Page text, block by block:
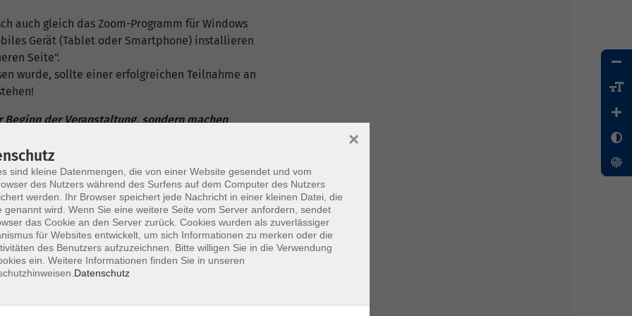
auch gleich das Zoom-Programm für Windows
Gerät (Tablet oder Smartphone) installieren
Seite".
wurde, sollte einer erfolgreichen Teilnahme an
der Veranstaltung, sondern machen
ausreichend Zeit, die Problemlösung
Veranstaltung freuen...
für die Nutzung von Zoom - bzw. finden
Ihnen während unserer Service-Zeiten gerne
gilt für diese Veranstaltung -
Entgelt sind leider nicht möglich!
sind kleine Datenmengen, die von einer Website gesendet und vom
des Nutzers während des Surfens auf dem Computer des Nutzers
werden. Ihr Browser speichert jede Nachricht in einer kleinen Datei, die
genannt wird. Wenn Sie eine weitere Seite vom Server anfordern, sendet
das Cookie an den Server zurück. Cookies wurden als zuverlässiger
für Websites entwickelt, um sich Informationen zu merken oder die
des Benutzers aufzuzeichnen. Bitte willigen Sie in die Verwendung
ein. Weitere Informationen finden Sie in unseren
Datenschutz
×